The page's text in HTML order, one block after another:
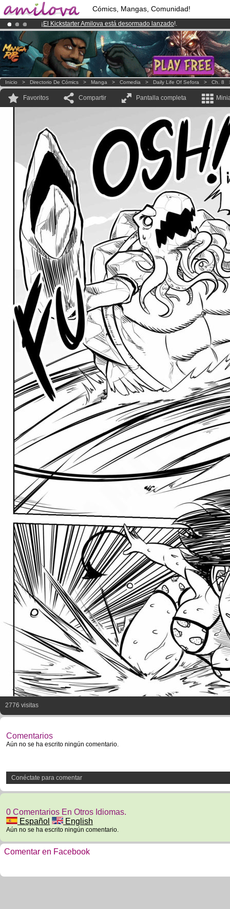
Cómics, Mangas, Comunidad!
¡ El Kickstarter Amilova está desormado lanzado!.
¡Conviertete en Premium por3.95 eurosal mes!Hazte Premium ya
¡Ya tenemos 100000miembrosy 1000 Cómics y Mangas!.
Inicio > Directorio De Cómics > Manga > Comedia > Daily Life Of Sefora > Ch. 8
Favoritos Compartir Pantalla completa
2776 visitas
Comentarios
Aún no se ha escrito ningún comentario.
Conéctate para comentar
0 Comentarios En Otros Idiomas.
Español
English
Aún no se ha escrito ningún comentario.
Comentar en Facebook